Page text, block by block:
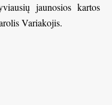
jaunosios kartos
Variakojis.